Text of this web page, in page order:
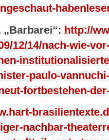
„Barbarei“: http://
12/14/nach-wie-
paulo-
fortbestehen-
nachbar-